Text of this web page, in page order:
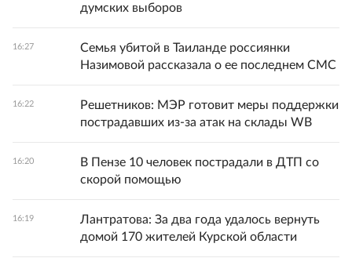
думских выборов
16:27
Семья убитой в Таиланде россиянки
Назимовой рассказала о ее последнем СМС
16:22
Решетников: МЭР готовит меры поддержки
пострадавших из-за атак на склады WB
16:20
В Пензе 10 человек пострадали в ДТП со
скорой помощью
16:19
Лантратова: За два года удалось вернуть
домой 170 жителей Курской области